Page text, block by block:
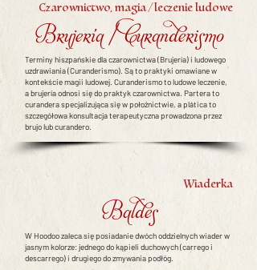
Czarownictwo, magia / leczenie ludowe
Brujería / Curanderismo
Terminy hiszpańskie dla czarownictwa (Brujería) i ludowego
uzdrawiania (Curanderismo). Są to praktyki omawiane w
kontekście magii ludowej. Curanderismo to ludowe leczenie,
a brujería odnosi się do praktyk czarownictwa. Partera to
curandera specjalizująca się w położnictwie, a plática to
szczegółowa konsultacja terapeutyczna prowadzona przez
brujo lub curandero.
Wiaderka
Baldes
W Hoodoo zaleca się posiadanie dwóch oddzielnych wiader w
jasnym kolorze: jednego do kąpieli duchowych (carrego i
descarrego) i drugiego do zmywania podłóg.